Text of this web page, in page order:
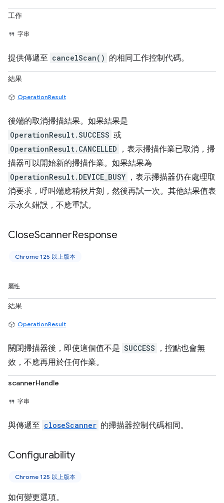
工作
字串
提供傳遞至 cancelScan() 的相同工作控制代碼。
結果
OperationResult
後端的取消掃描結果。如果結果是
OperationResult.SUCCESS 或
OperationResult.CANCELLED
，表示掃描作業已取消，掃
描器可以開始新的掃描作業。如果結果為
OperationResult.DEVICE_BUSY ，表示掃描器仍在處理取
消要求，呼叫端應稍候片刻，然後再試一次。其他結果值表
示永久錯誤，不應重試。
CloseScannerResponse
Chrome 125 以上版本
屬性
結果
OperationResult
關閉掃描器後，即使這個值不是 SUCCESS
，控點也會無
效，不應再用於任何作業。
scannerHandle
字串
與傳遞至 closeScanner 的掃描器控制代碼相同。
Configurability
Chrome 125 以上版本
如何變更選項。